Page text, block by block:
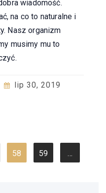
wiadomość.
na co to naturalne i
Nasz organizm
musimy mu to
lip 30, 2019
58 59 …